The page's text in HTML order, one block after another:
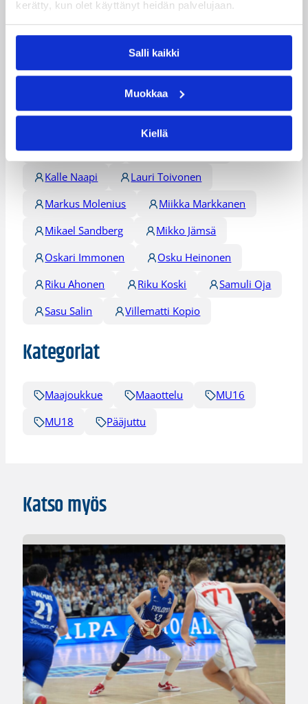
kerätty, kun olet käyttänyt heidän palvelujaan.
Salli kaikki
Muokkaa
Kiellä
Ari Tammivaara
Carl Lindbom
Ilari Seppälä
Jukka Ohtonen
Juuso Mäenpää
Kalle Naapi
Lauri Toivonen
Markus Molenius
Miikka Markkanen
Mikael Sandberg
Mikko Jämsä
Oskari Immonen
Osku Heinonen
Riku Ahonen
Riku Koski
Samuli Oja
Sasu Salin
Villematti Kopio
Kategoriat
Maajoukkue Maaottelu
MU16
MU18
Pääjuttu
Katso myös